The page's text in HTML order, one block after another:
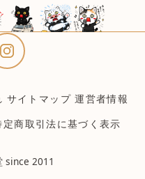
サイトマップ 運営者情報
定商取引法に基づく表示
since 2011